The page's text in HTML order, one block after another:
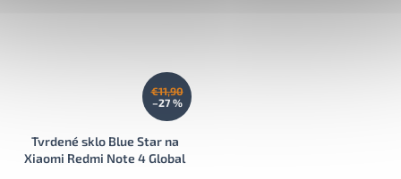
€11,90
–27 %
Tvrdené sklo Blue Star na
Xiaomi Redmi Note 4 Global